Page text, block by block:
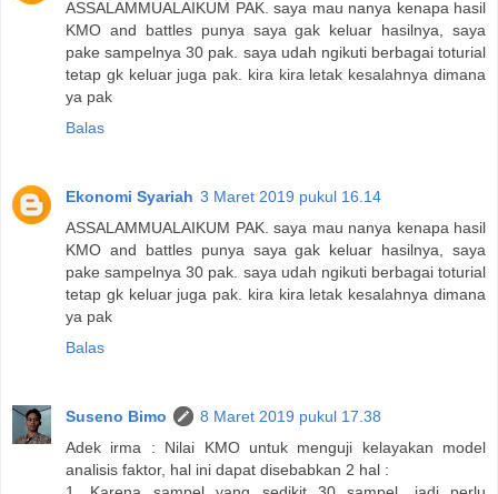
ASSALAMMUALAIKUM PAK. saya mau nanya kenapa hasil
KMO and battles punya saya gak keluar hasilnya, saya
pake sampelnya 30 pak. saya udah ngikuti berbagai toturial
tetap gk keluar juga pak. kira kira letak kesalahnya dimana
ya pak
Balas
Ekonomi Syariah 3 Maret 2019 pukul 16.14
ASSALAMMUALAIKUM PAK. saya mau nanya kenapa hasil
KMO and battles punya saya gak keluar hasilnya, saya
pake sampelnya 30 pak. saya udah ngikuti berbagai toturial
tetap gk keluar juga pak. kira kira letak kesalahnya dimana
ya pak
Balas
Suseno Bimo
8 Maret 2019 pukul 17.38
Adek irma : Nilai KMO untuk menguji kelayakan model
analisis faktor, hal ini dapat disebabkan 2 hal :